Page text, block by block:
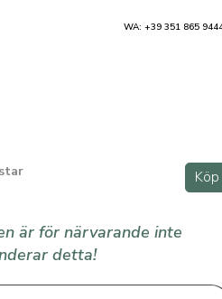
Köp
är för närvarande inte
detta!
WA: +39 351 865